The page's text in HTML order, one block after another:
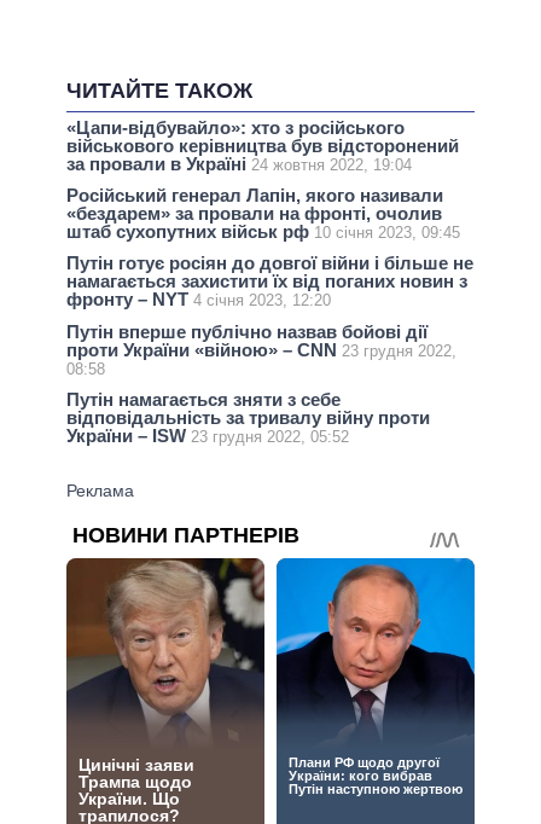
ЧИТАЙТЕ ТАКОЖ
«Цапи-відбувайло»: хто з російського
військового керівництва був відсторонений
за провали в Україні 24 жовтня 2022, 19:04
Російський генерал Лапін, якого називали
«бездарем» за провали на фронті, очолив
штаб сухопутних військ рф 10 січня 2023, 09:45
Путін готує росіян до довгої війни і більше не
намагається захистити їх від поганих новин з
фронту – NYT 4 січня 2023, 12:20
Путін вперше публічно назвав бойові дії
проти України «війною» – CNN 23 грудня 2022,
08:58
Путін намагається зняти з себе
відповідальність за тривалу війну проти
України – ISW 23 грудня 2022, 05:52